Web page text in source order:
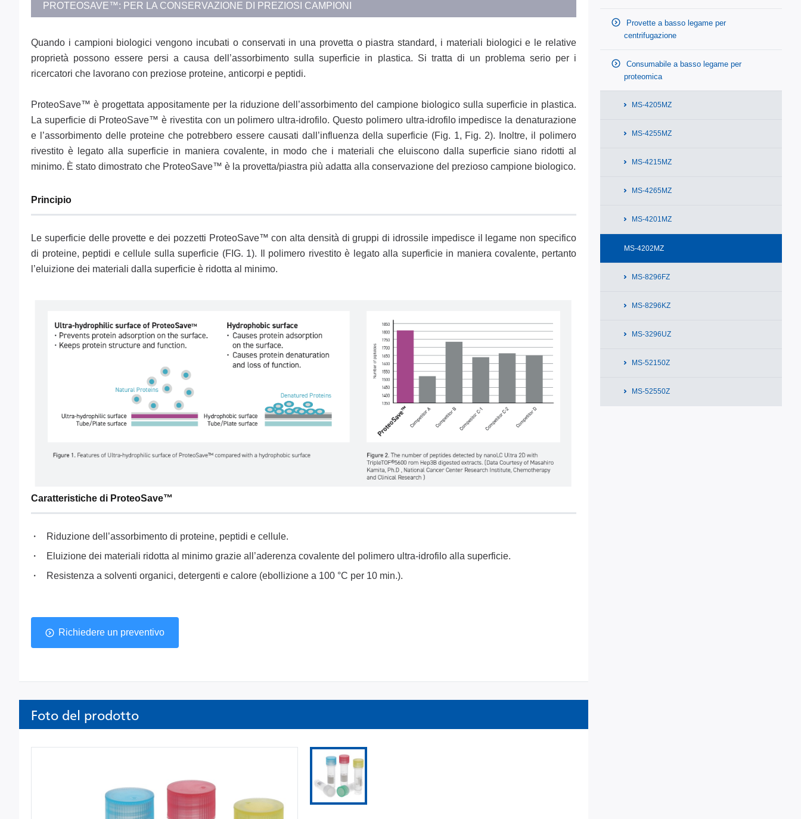
PROTEOSAVE™: PER LA CONSERVAZIONE DI PREZIOSI CAMPIONI
Quando i campioni biologici vengono incubati o conservati in una provetta o piastra standard, i materiali biologici e le relative
proprietà possono essere persi a causa dell’assorbimento sulla superficie in plastica. Si tratta di un problema serio per i
ricercatori che lavorano con preziose proteine, anticorpi e peptidi.
ProteoSave™ è progettata appositamente per la riduzione dell’assorbimento del campione biologico sulla superficie in plastica.
La superficie di ProteoSave™ è rivestita con un polimero ultra-idrofilo. Questo polimero ultra-idrofilo impedisce la denaturazione
e l’assorbimento delle proteine che potrebbero essere causati dall’influenza della superficie (Fig. 1, Fig. 2). Inoltre, il polimero
rivestito è legato alla superficie in maniera covalente, in modo che i materiali che eluiscono dalla superficie siano ridotti al
minimo. È stato dimostrato che ProteoSave™ è la provetta/piastra più adatta alla conservazione del prezioso campione biologico.
Principio
Le superficie delle provette e dei pozzetti ProteoSave™ con alta densità di gruppi di idrossile impedisce il legame non specifico
di proteine, peptidi e cellule sulla superficie (FIG. 1). Il polimero rivestito è legato alla superficie in maniera covalente, pertanto
l’eluizione dei materiali dalla superficie è ridotta al minimo.
Caratteristiche di ProteoSave™
Riduzione dell’assorbimento di proteine, peptidi e cellule.
Eluizione dei materiali ridotta al minimo grazie all’aderenza covalente del polimero ultra-idrofilo alla superficie.
Resistenza a solventi organici, detergenti e calore (ebollizione a 100 °C per 10 min.).
Richiedere un preventivo
Foto del prodotto
Provette a basso legame per
centrifugazione
Consumabile a basso legame per
proteomica
MS-4205MZ
MS-4255MZ
MS-4215MZ
MS-4265MZ
MS-4201MZ
MS-4202MZ
MS-8296FZ
MS-8296KZ
MS-3296UZ
MS-52150Z
MS-52550Z